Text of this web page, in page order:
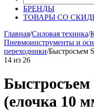
БРЕНДЫ
ТОВАРЫ СО
Главная/Силовая техника/
Пневмоинструменты и
переходники/Быстросъем
14 из 26
Быстросъем
(елочка 10